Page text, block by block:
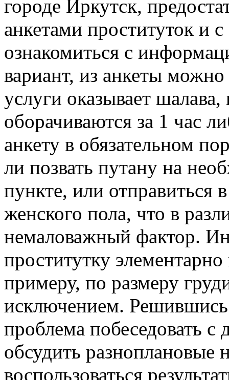
городе Иркутск,
анкетами проституток и
ознакомиться с
вариант, из анкеты
услуги оказывает
оборачиваются за 1 час
анкету в обязательном
ли позвать путану на
пункте, или отправиться
женского пола, что в
немаловажный фактор.
проститутку
примеру, по размеру
исключением.
проблема побеседовать с
обсудить
воспользоваться